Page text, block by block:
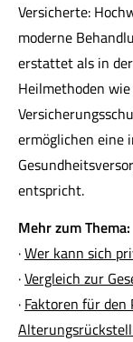
Versicherte:
moderne
erstattet als in
Heilmethoden
ermöglichen eine
entspricht.
Mehr zum Thema:
·Wer kann sich
·Vergleich zur
· Faktoren für den